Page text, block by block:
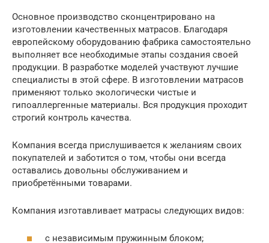
Основное производство сконцентрировано на
изготовлении качественных матрасов. Благодаря
европейскому оборудованию фабрика самостоятельно
выполняет все необходимые этапы создания своей
продукции. В разработке моделей участвуют лучшие
специалисты в этой сфере. В изготовлении матрасов
применяют только экологически чистые и
гипоаллергенные материалы. Вся продукция проходит
строгий контроль качества.
Компания всегда прислушивается к желаниям своих
покупателей и заботится о том, чтобы они всегда
оставались довольны обслуживанием и
приобретёнными товарами.
Компания изготавливает матрасы следующих видов:
с независимым пружинным блоком;